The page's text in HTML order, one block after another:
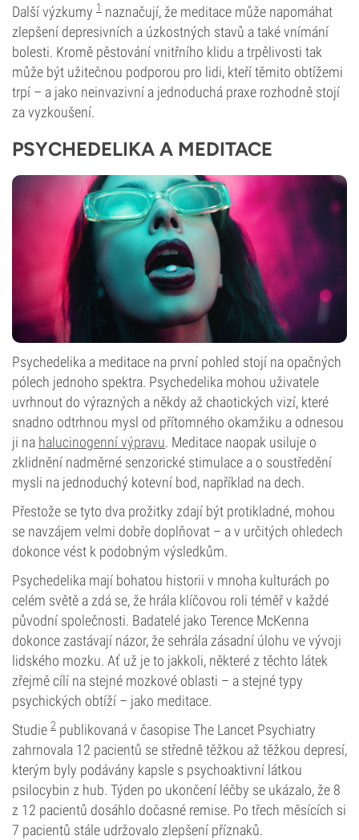
Další výzkumy 1 naznačují, že meditace může napomáhat
zlepšení depresivních a úzkostných stavů a také vnímání
bolesti. Kromě pěstování vnitřního klidu a trpělivosti tak
může být užitečnou podporou pro lidi, kteří těmito obtížemi
trpí – a jako neinvazivní a jednoduchá praxe rozhodně stojí
za vyzkoušení.
PSYCHEDELIKA A MEDITACE
Psychedelika a meditace na první pohled stojí na opačných
pólech jednoho spektra. Psychedelika mohou uživatele
uvrhnout do výrazných a někdy až chaotických vizí, které
snadno odtrhnou mysl od přítomného okamžiku a odnesou
ji na halucinogenní výpravu. Meditace naopak usiluje o
zklidnění nadměrné senzorické stimulace a o soustředění
mysli na jednoduchý kotevní bod, například na dech.
Přestože se tyto dva prožitky zdají být protikladné, mohou
se navzájem velmi dobře doplňovat – a v určitých ohledech
dokonce vést k podobným výsledkům.
Psychedelika mají bohatou historii v mnoha kulturách po
celém světě a zdá se, že hrála klíčovou roli téměř v každé
původní společnosti. Badatelé jako Terence McKenna
dokonce zastávají názor, že sehrála zásadní úlohu ve vývoji
lidského mozku. Ať už je to jakkoli, některé z těchto látek
zřejmě cílí na stejné mozkové oblasti – a stejné typy
psychických obtíží – jako meditace.
Studie 2 publikovaná v časopise The Lancet Psychiatry
zahrnovala 12 pacientů se středně těžkou až těžkou depresí,
kterým byly podávány kapsle s psychoaktivní látkou
psilocybin z hub. Týden po ukončení léčby se ukázalo, že 8
z 12 pacientů dosáhlo dočasné remise. Po třech měsících si
7 pacientů stále udržovalo zlepšení příznaků.